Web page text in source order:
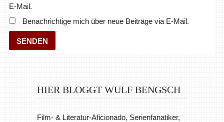
E-Mail.
Benachrichtige mich über neue Beiträge via E-Mail.
HIER BLOGGT WULF BENGSCH
Film- & Literatur-Aficionado, Serienfanatiker,